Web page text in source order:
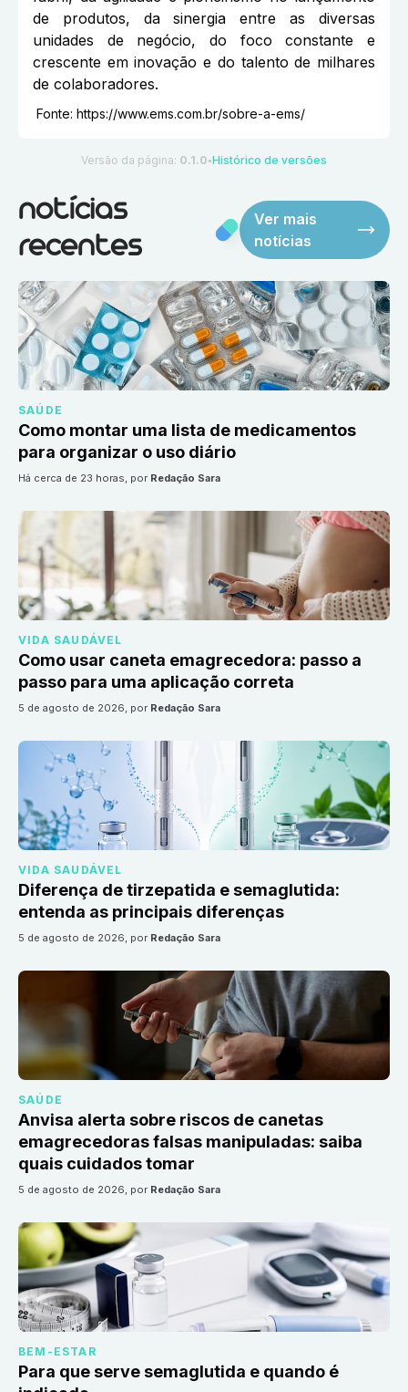
de produtos, da sinergia entre as diversas
unidades de negócio, do foco constante e
crescente em inovação e do talento de milhares
de colaboradores.
Fonte: https://www.ems.com.br/sobre-a-ems/
Versão da página: 0.1.0 ●Histórico de versões
notícias
recentes
Ver mais
notícias
SAÚDE
Como montar uma lista de medicamentos
para organizar o uso diário
há cerca de 23 horas, por Redação Sara
VIDA SAUDÁVEL
Como usar caneta emagrecedora: passo a
passo para uma aplicação correta
5 de agosto de 2026, por Redação Sara
VIDA SAUDÁVEL
Diferença de tirzepatida e semaglutida:
entenda as principais diferenças
5 de agosto de 2026, por Redação Sara
SAÚDE
Anvisa alerta sobre riscos de canetas
emagrecedoras falsas manipuladas: saiba
quais cuidados tomar
5 de agosto de 2026, por Redação Sara
BEM-ESTAR
Para que serve semaglutida e quando é